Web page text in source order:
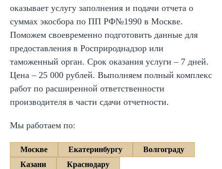
оказывает услугу заполнения и подачи отчета о
суммах экосбора по ПП РФ№1990 в Москве.
Поможем своевременно подготовить данные для
предоставления в Росприроднадзор или
таможенный орган. Срок оказания услуги – 7 дней.
Цена – 25 000 рублей. Выполняем полный комплекс
работ по расширенной ответственности
производителя в части сдачи отчетности.
Мы работаем по:
Москве Екатеринбургу
Волгограду
Казани
Краснодару